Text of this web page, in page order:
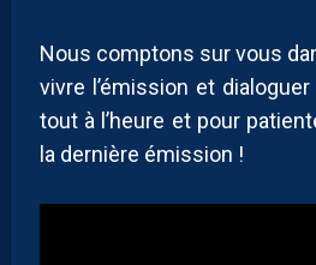
Nous comptons sur vous
vivre l’émission et
tout à l’heure et pour
la dernière émission !